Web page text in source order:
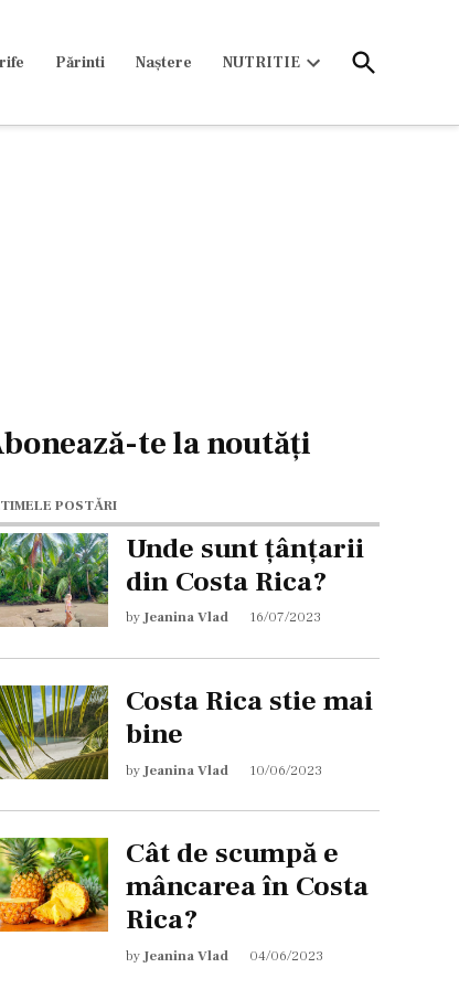
Părinti Naștere NUTRITIE
Open
Search
te la noutăți
POSTĂRI
Unde sunt țânțarii
din Costa Rica?
byJeanina Vlad 16/07/2023
Costa Rica stie mai
bine
by Jeanina Vlad 10/06/2023
Cât de scumpă e
mâncarea în Costa
Rica?
by Jeanina Vlad 04/06/2023